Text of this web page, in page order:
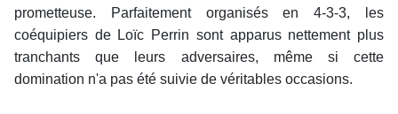
prometteuse. Parfaitement organisés en 4-3-3, les
coéquipiers de Loïc Perrin sont apparus nettement plus
tranchants que leurs adversaires, même si cette
domination n'a pas été suivie de véritables occasions.